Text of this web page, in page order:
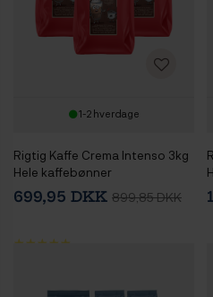
1-2 hverdage
Rigtig Kaffe Crema Intenso 3kg
Hele kaffebønner
699,95 DKK 899,85 DKK